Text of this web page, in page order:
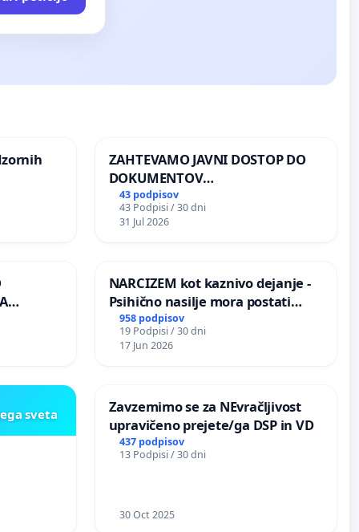
ZAHTEVAMO JAVNI DOSTOP DO
DOKUMENTOV
PARLAMENTARNIH
PREISKOVALNIH KOMISIJ O
ILEGALNI TRGOVINI Z OROŽJEM
43 podpisov
43 Podpisi / 30 dni
31 Jul 2026
NARCIZEM kot kaznivo dejanje -
Psihično nasilje mora postati
enako prepoznano kot fizično
nasilje
958 podpisov
19 Podpisi / 30 dni
17 Jun 2026
sveta
Zavzemimo se za NEvračljivost
upravičeno prejete/ga DSP in VD
437 podpisov
13 Podpisi / 30 dni
30 Oct 2025